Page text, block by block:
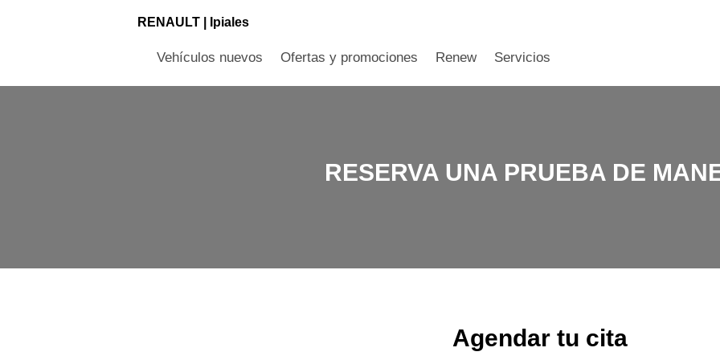
RENAULT | Ipiales
Vehículos nuevos Ofertas y promociones Renew Servicios
RESERVA UNA PRUEBA DE
Agendar tu cita